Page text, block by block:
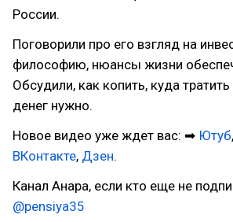
России.
Поговорили про его взгляд на
философию, нюансы жизни
Обсудили, как копить, куда
денег нужно.
Новое видео уже ждет вас: ➡ Ютуб,
ВКонтакте, Дзен.
Канал Анара, если кто еще не
@pensiya35